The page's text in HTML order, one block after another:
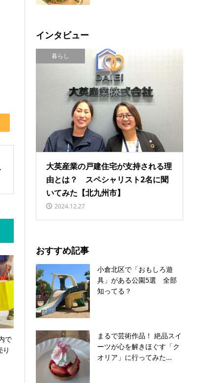
で
り
インタビュー
暮らし
大英産業の戸建住宅が支持される理
由とは？ スペシャリスト2名に聞
いてみた【北九州市】
2024.12.27
おすすめ記事
小倉北区で「おもしろ遊
具」がある公園5選 全部
知ってる？
まるで芸術作品！ 絶品スイ
ーツが心を解きほぐす「ク
オリア」に行ってみた...